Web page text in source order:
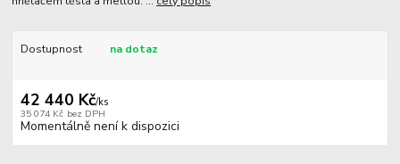
Dostupnost na dotaz
42 440 Kč/ks
35 074 Kč bez DPH
Momentálně není k dispozici